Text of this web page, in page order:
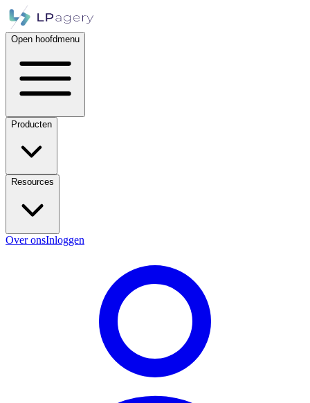
Open hoofdmenu
Producten
Resources
Over onsInloggen